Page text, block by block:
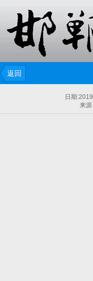
返回
日期:
来